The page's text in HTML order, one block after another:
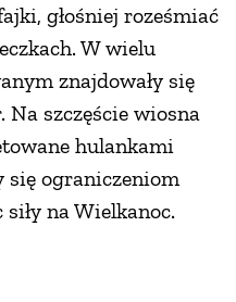
głośniej roześmiać
W wielu
znajdowały się
Na szczęście wiosna
hulankami
się ograniczeniom
na Wielkanoc.